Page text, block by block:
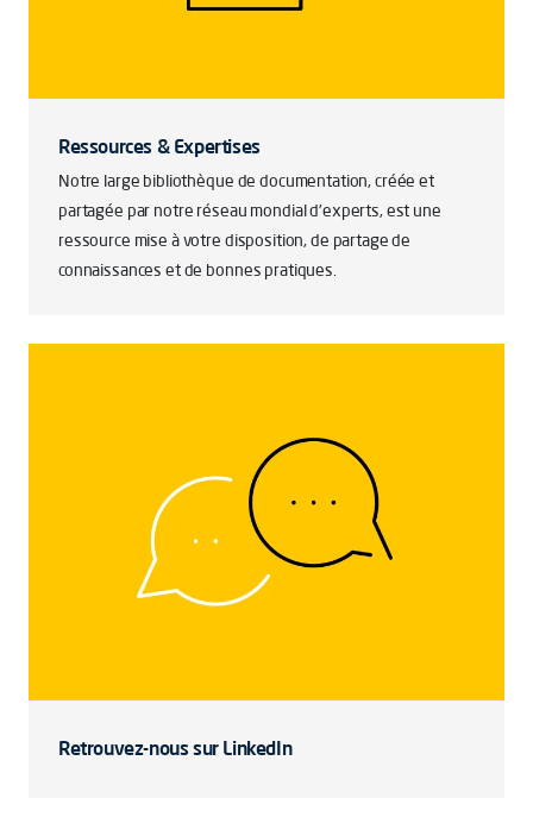
Ressources & Expertises
Notre large bibliothèque de documentation, créée et
partagée par notre réseau mondial d’experts, est une
ressource mise à votre disposition, de partage de
connaissances et de bonnes pratiques.
Retrouvez-nous sur LinkedIn